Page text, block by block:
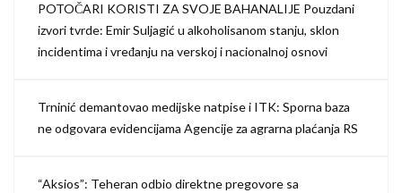
POTOČARI KORISTI ZA SVOJE BAHANALIJE Pouzdani
izvori tvrde: Emir Suljagić u alkoholisanom stanju, sklon
incidentima i vređanju na verskoj i nacionalnoj osnovi
Trninić demantovao medijske natpise i ITK: Sporna baza
ne odgovara evidencijama Agencije za agrarna plaćanja RS
“Aksios”: Teheran odbio direktne pregovore sa